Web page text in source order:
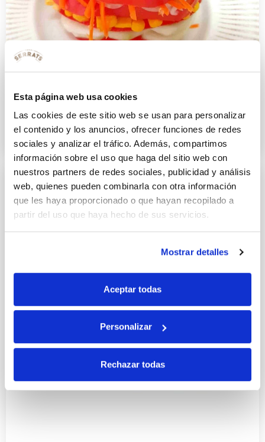
Esta página web usa cookies
Las cookies de este sitio web se usan para personalizar
el contenido y los anuncios, ofrecer funciones de redes
sociales y analizar el tráfico. Además, compartimos
información sobre el uso que haga del sitio web con
nuestros partners de redes sociales, publicidad y análisis
web, quienes pueden combinarla con otra información
que les haya proporcionado o que hayan recopilado a
partir del uso que haya hecho de sus servicios.
Mostrar detalles
Aceptar todas
Personalizar
Rechazar todas
Milhojas de tomate y atún
29 SEPTIEMBRE 2021